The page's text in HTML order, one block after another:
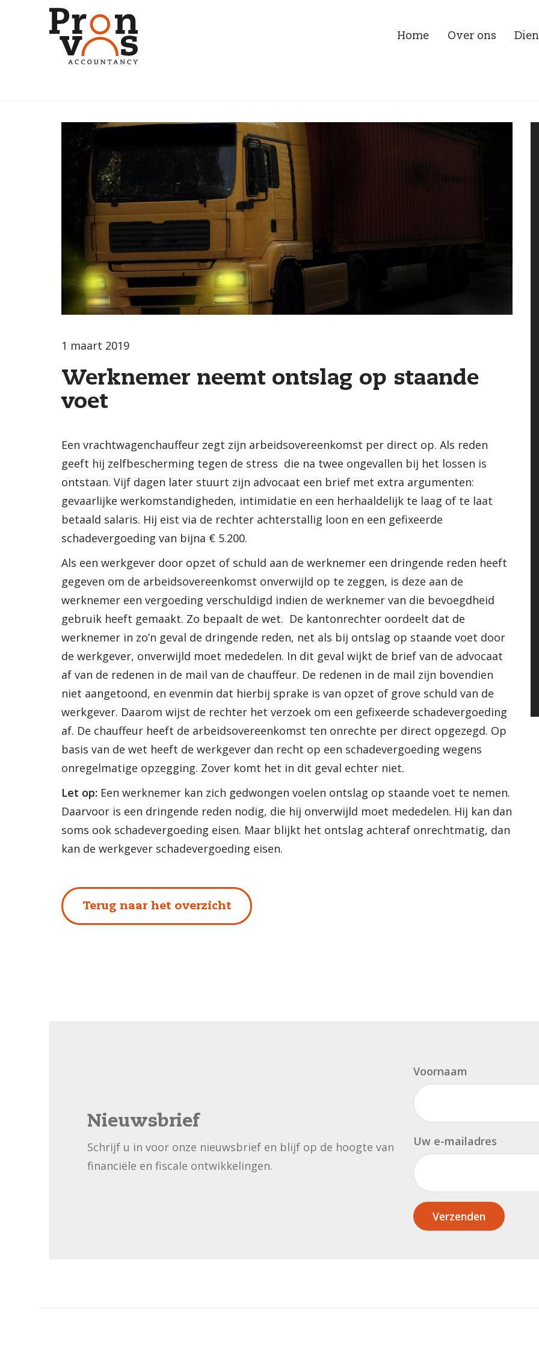
Home Over ons
1 maart 2019
Werknemer neemt ontslag op staande
voet
Een vrachtwagenchauffeur zegt zijn arbeidsovereenkomst per direct op. Als reden
geeft hij zelfbescherming tegen de stress die na twee ongevallen bij het lossen is
ontstaan. Vijf dagen later stuurt zijn advocaat een brief met extra argumenten:
gevaarlijke werkomstandigheden, intimidatie en een herhaaldelijk te laag of te laat
betaald salaris. Hij eist via de rechter achterstallig loon en een gefixeerde
schadevergoeding van bijna € 5.200.
Als een werkgever door opzet of schuld aan de werknemer een dringende reden heeft
gegeven om de arbeidsovereenkomst onverwijld op te zeggen, is deze aan de
werknemer een vergoeding verschuldigd indien de werknemer van die bevoegdheid
gebruik heeft gemaakt. Zo bepaalt de wet. De kantonrechter oordeelt dat de
werknemer in zo’n geval de dringende reden, net als bij ontslag op staande voet door
de werkgever, onverwijld moet mededelen. In dit geval wijkt de brief van de advocaat
af van de redenen in de mail van de chauffeur. De redenen in de mail zijn bovendien
niet aangetoond, en evenmin dat hierbij sprake is van opzet of grove schuld van de
werkgever. Daarom wijst de rechter het verzoek om een gefixeerde schadevergoeding
af. De chauffeur heeft de arbeidsovereenkomst ten onrechte per direct opgezegd. Op
basis van de wet heeft de werkgever dan recht op een schadevergoeding wegens
onregelmatige opzegging. Zover komt het in dit geval echter niet.
Let op: Een werknemer kan zich gedwongen voelen ontslag op staande voet te nemen.
Daarvoor is een dringende reden nodig, die hij onverwijld moet mededelen. Hij kan dan
soms ook schadevergoeding eisen. Maar blijkt het ontslag achteraf onrechtmatig, dan
kan de werkgever schadevergoeding eisen.
Terug naar het overzicht
Nieuwsbrief
Schrijf u in voor onze nieuwsbrief en blijf op de hoogte van
financiële en fiscale ontwikkelingen.
Voornaam
Uw e-mailadres
Verzenden